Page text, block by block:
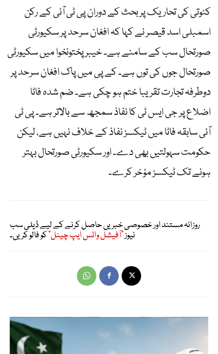
کٹوتی کی تحاریک پر بحث کے دوران پی ٹی آئی کے رکن
اسمبلی اسد قیصر نے کہا کہ افغان سرحد پر سکیورٹی
صورتحال سب کے سامنے ہے۔ خیبرپختونخوا میں سکیورٹی
صورتحال جوں کی توں ہے۔ کے پی میں پاک افغان سرحد پر
دوطرفہ تجارت تقریبا ختم ہو چکی ہے۔ ضم شدہ فاٹا
اضلاع پر جی ایس ٹی کا نفاذ سمجھ سے بالاتر ہے۔ پی ٹی
آئی سابقہ فاٹا میں ٹیکسز نفاذ کے خلاف نہیں ہے، لیکن
حکومت سہولتیں بھی دے۔ اور سکیورٹی صورتحال بہتر
ہونے تک ٹیکسز مؤخر کرے۔
روزانہ مستند اور خصوصی خبریں حاصل کرنے کے لیے ڈیلی سب
نیوز"آفیشل واٹس ایپ چینل"کو فالو کریں۔